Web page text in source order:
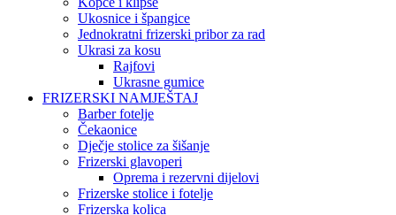
Ukosnice i špangice
Jednokratni frizerski pribor za rad
Ukrasi za kosu
Rajfovi
Ukrasne gumice
FRIZERSKI NAMJEŠTAJ
Barber fotelje
Čekaonice
Dječje stolice za šišanje
Frizerski glavoperi
Oprema i rezervni dijelovi
Frizerske stolice i fotelje
Frizerska kolica